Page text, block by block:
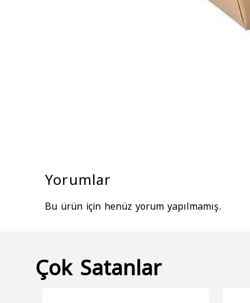
Yorumlar
Bu ürün için henüz yorum yapılmamış.
Çok Satanlar